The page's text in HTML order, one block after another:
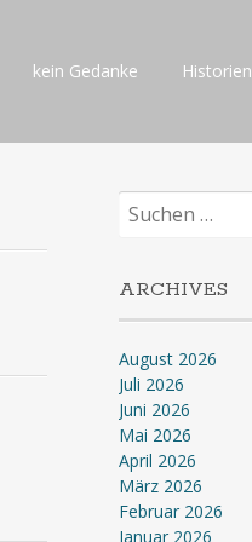
kein Gedanke Historien
Suchen
nach:
ARCHIVES
August 2026
Juli 2026
Juni 2026
Mai 2026
April 2026
März 2026
Februar 2026
Januar 2026